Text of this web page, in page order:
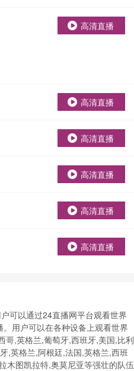
高清直播
高清直播
高清直播
高清直播
高清直播
高清直播
可以通过24直播网平台观看世界
用户可以在各种设备上观看世界
哥,英格兰,葡萄牙,西班牙,美国,比利
,英格兰,阿根廷,法国,英格兰,西班
木图凯拉特,奥莫尼亚等强壮的队伍